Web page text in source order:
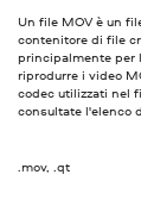
Un file MOV è un
contenitore di file
principalmente per
riprodurre i video
codec utilizzati nel
consultate l'elenco
.mov, .qt